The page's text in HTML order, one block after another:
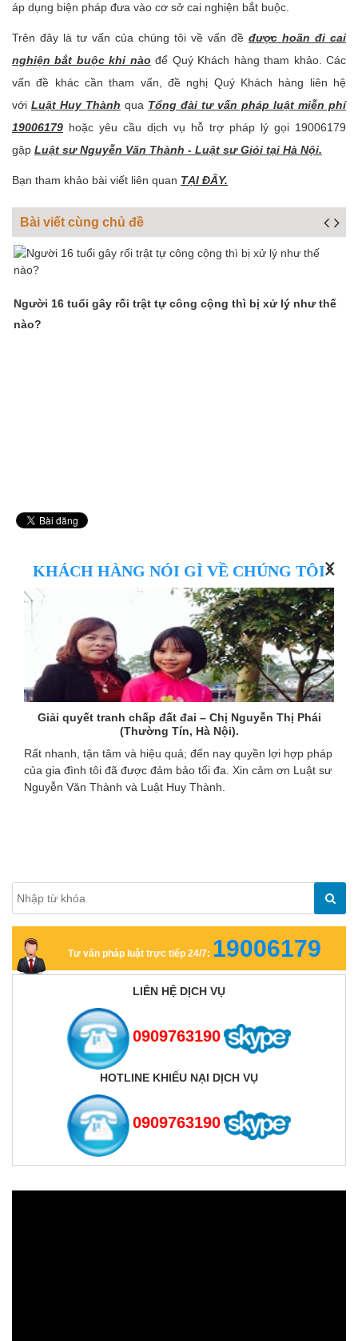
áp dụng biện pháp đưa vào cơ sở cai nghiện bắt buộc.
Trên đây là tư vấn của chúng tôi về vấn đề được hoãn đi cai
nghiện bắt buộc khi nào để Quý Khách hàng tham khảo. Các
vấn đề khác cần tham vấn, đề nghị Quý Khách hàng liên hệ
với Luật Huy Thành qua Tổng đài tư vấn pháp luật miễn phí
19006179 hoặc yêu cầu dịch vụ hỗ trợ pháp lý gọi 19006179
gặp Luật sư Nguyễn Văn Thành - Luật sư Giỏi tại Hà Nội.
Bạn tham khảo bài viết liên quan TẠI ĐÂY.
Bài viết cùng chủ đề
Người 16 tuổi gây rối trật tự công cộng thì bị xử lý như thế
nào?
KHÁCH HÀNG NÓI GÌ VỀ CHÚNG TÔI
Giải quyết tranh chấp đất đai – Chị Nguyễn Thị Phái
(Thường Tín, Hà Nội).
Rất nhanh, tận tâm và hiệu quả; đến nay quyền lợi hợp pháp
của gia đình tôi đã được đảm bảo tối đa. Xin cảm ơn Luật sư
Nguyễn Văn Thành và Luật Huy Thành.
Tư vấn pháp luật trực tiếp 24/7: 19006179
LIÊN HỆ DỊCH VỤ
0909763190
HOTLINE KHIẾU NẠI DỊCH VỤ
0909763190